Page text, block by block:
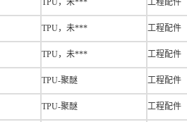
TPU，未*** 工程配件
TPU，未*** 工程配件
TPU，未*** 工程配件
TPU-聚醚 工程配件
TPU-聚醚 工程配件